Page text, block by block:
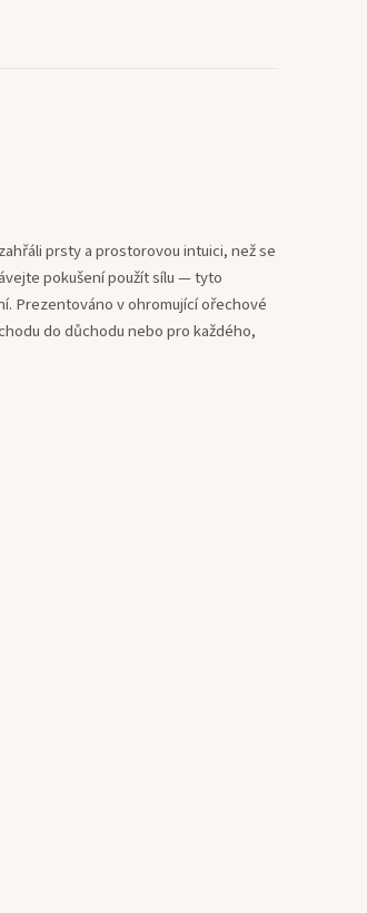
prsty a prostorovou intuici, než se
pokušení použít sílu — tyto
Prezentováno v ohromující ořechové
do důchodu nebo pro každého,